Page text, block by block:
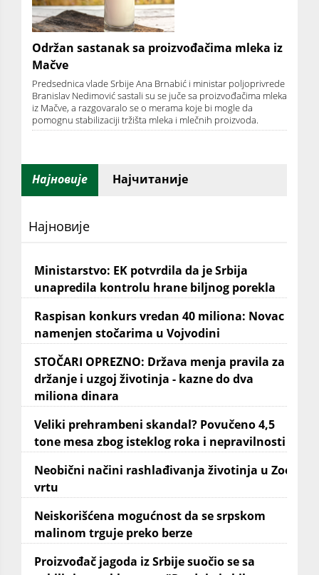
Održan sastanak sa proizvođačima mleka iz
Mačve
Predsednica vlade Srbije Ana Brnabić i ministar poljoprivrede
Branislav Nedimović sastali su se juče sa proizvođačima mleka
iz Mačve, a razgovaralo se o merama koje bi mogle da
pomognu stabilizaciji tržišta mleka i mlečnih proizvoda.
Најновије Најчитаније
Најновије
Ministarstvo: EK potvrdila da je Srbija
unapredila kontrolu hrane biljnog porekla
Raspisan konkurs vredan 40 miliona: Novac
namenjen stočarima u Vojvodini
STOČARI OPREZNO: Država menja pravila za
držanje i uzgoj životinja - kazne do dva
miliona dinara
Veliki prehrambeni skandal? Povučeno 4,5
tone mesa zbog isteklog roka i nepravilnosti
Neobični načini rashlađivanja životinja u Zoo
vrtu
Neiskorišćena mogućnost da se srpskom
malinom trguje preko berze
Proizvođač jagoda iz Srbije suočio se sa